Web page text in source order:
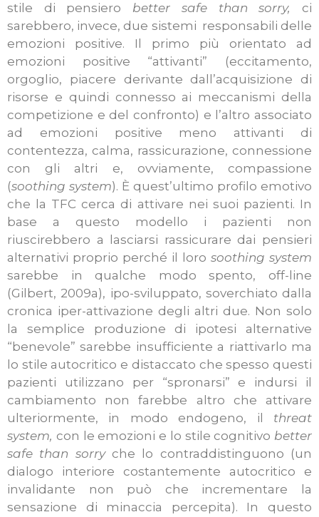
stile di pensiero better safe than sorry, ci
sarebbero, invece, due sistemi responsabili delle
emozioni positive. Il primo più orientato ad
emozioni positive “attivanti” (eccitamento,
orgoglio, piacere derivante dall’acquisizione di
risorse e quindi connesso ai meccanismi della
competizione e del confronto) e l’altro associato
ad emozioni positive meno attivanti di
contentezza, calma, rassicurazione, connessione
con gli altri e, ovviamente, compassione
(soothing system). È quest’ultimo profilo emotivo
che la TFC cerca di attivare nei suoi pazienti. In
base a questo modello i pazienti non
riuscirebbero a lasciarsi rassicurare dai pensieri
alternativi proprio perché il loro soothing system
sarebbe in qualche modo spento, off-line
(Gilbert, 2009a), ipo-sviluppato, soverchiato dalla
cronica iper-attivazione degli altri due. Non solo
la semplice produzione di ipotesi alternative
“benevole” sarebbe insufficiente a riattivarlo ma
lo stile autocritico e distaccato che spesso questi
pazienti utilizzano per “spronarsi” e indursi il
cambiamento non farebbe altro che attivare
ulteriormente, in modo endogeno, il threat
system, con le emozioni e lo stile cognitivo better
safe than sorryche lo contraddistinguono (un
dialogo interiore costantemente autocritico e
invalidante non può che incrementare la
sensazione di minaccia percepita). In questo